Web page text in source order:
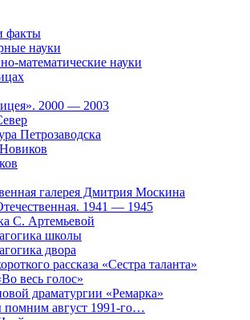
факты
науки
математические науки
2000 — 2003
Петрозаводска
галерея Дмитрия Москина
1941 — 1945
С. Артемьевой
школы
двора
рассказа «Сестра таланта»
весь голос»
драматургии «Ремарка»
август 1991-го…